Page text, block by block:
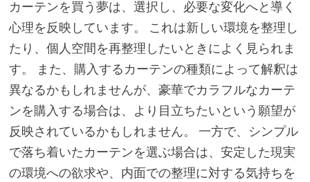
カーテンを買う夢は、選択し、必要な変化へと導く
心理を反映しています。 これは新しい環境を整理し
たり、個人空間を再整理したいときによく見られま
す。 また、購入するカーテンの種類によって解釈は
異なるかもしれませんが、豪華でカラフルなカーテ
ンを購入する場合は、より目立ちたいという願望が
反映されているかもしれません。 一方で、シンプル
で落ち着いたカーテンを選ぶ場合は、安定した現実
の環境への欲求や、内面での整理に対する気持ちを